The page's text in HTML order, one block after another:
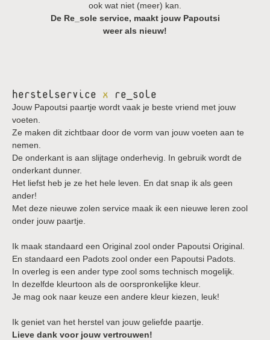
ook wat niet (meer) kan.
De Re_sole service, maakt jouw Papoutsi
weer als nieuw!
herstelservice x re_sole
Jouw Papoutsi paartje wordt vaak je beste vriend met jouw
voeten.
Ze maken dit zichtbaar door de vorm van jouw voeten aan te
nemen.
De onderkant is aan slijtage onderhevig. In gebruik wordt de
onderkant dunner.
Het liefst heb je ze het hele leven. En dat snap ik als geen
ander!
Met deze nieuwe zolen service maak ik een nieuwe leren zool
onder jouw paartje.
Ik maak standaard een Original zool onder Papoutsi Original.
En standaard een Padots zool onder een Papoutsi Padots.
In overleg is een ander type zool soms technisch mogelijk.
In dezelfde kleurtoon als de oorspronkelijke kleur.
Je mag ook naar keuze een andere kleur kiezen, leuk!
Ik geniet van het herstel van jouw geliefde paartje.
Lieve dank voor jouw vertrouwen!